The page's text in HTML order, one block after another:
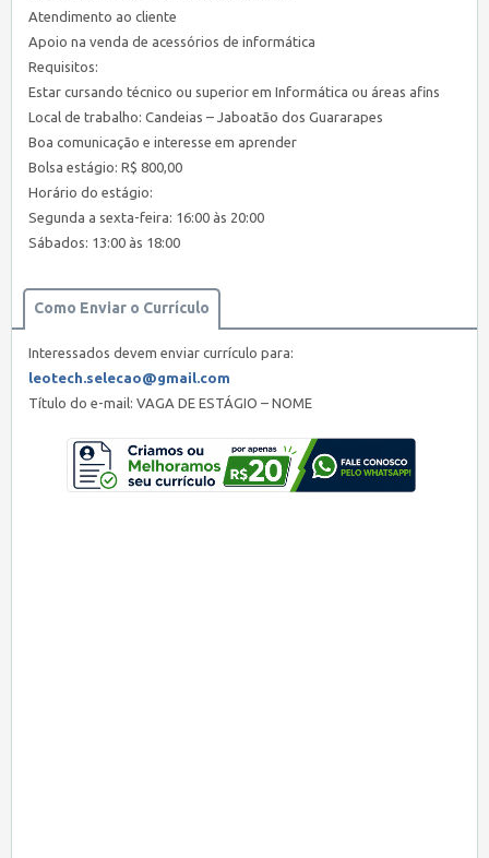
Atendimento ao cliente
Apoio na venda de acessórios de informática
Requisitos:
Estar cursando técnico ou superior em Informática ou áreas afins
Local de trabalho: Candeias – Jaboatão dos Guararapes
Boa comunicação e interesse em aprender
Bolsa estágio: R$ 800,00
Horário do estágio:
Segunda a sexta-feira: 16:00 às 20:00
Sábados: 13:00 às 18:00
Como Enviar o Currículo
Interessados devem enviar currículo para:
leotech.selecao@gmail.com
Título do e-mail: VAGA DE ESTÁGIO – NOME